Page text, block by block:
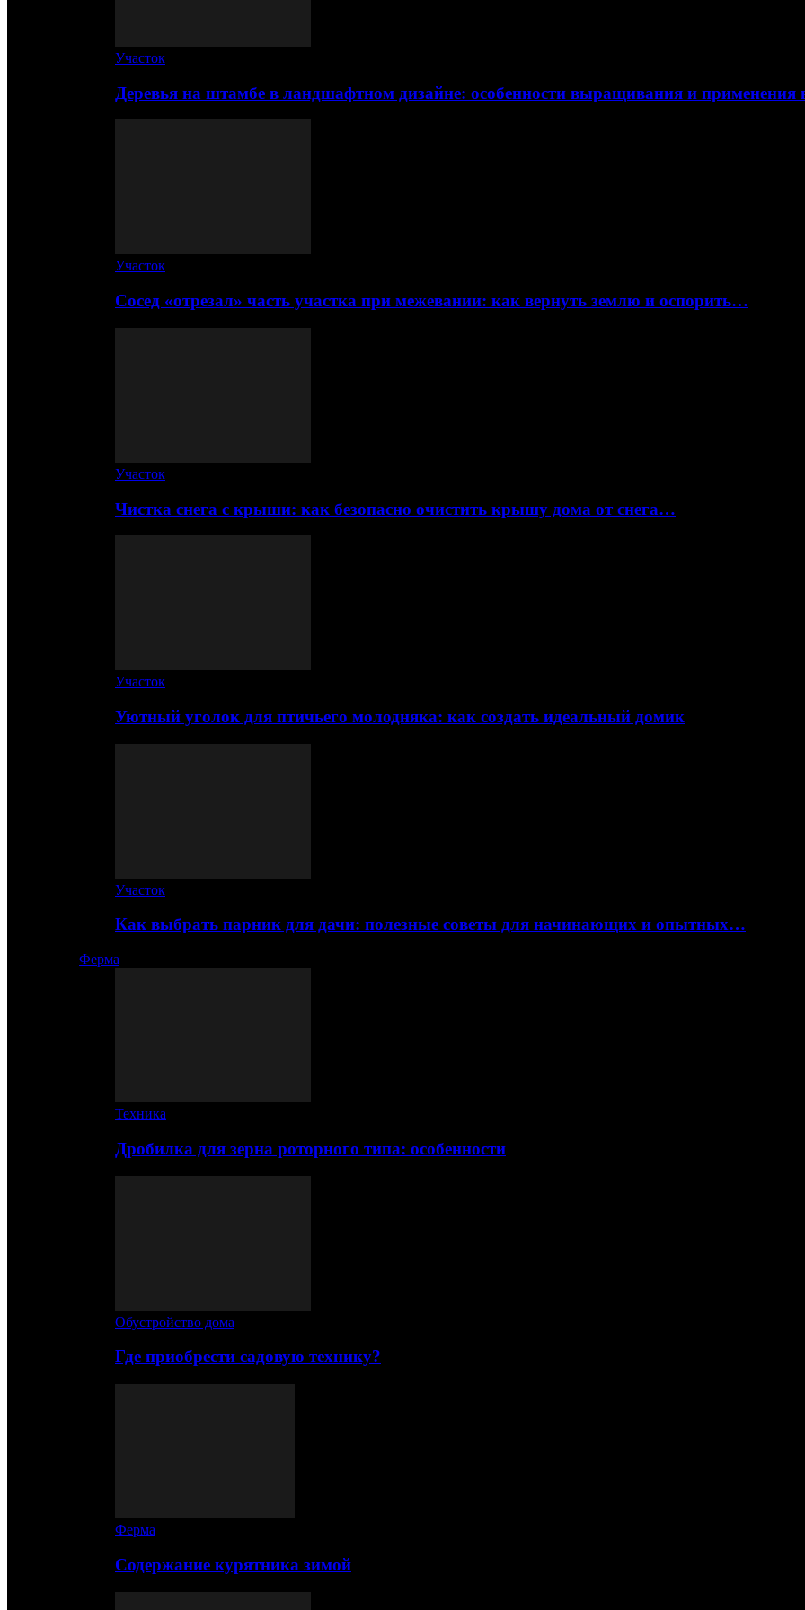
Участок
Деревья на штамбе в ландшафтном дизайне: особенности выращивания и
Участок
Сосед «отрезал» часть участка при межевании: как вернуть землю и оспорить…
Участок
Чистка снега с крыши: как безопасно очистить крышу дома от снега…
Участок
Уютный уголок для птичьего молодняка: как создать идеальный домик
Участок
Как выбрать парник для дачи: полезные советы для начинающих и опытных…
Ферма
Техника
Дробилка для зерна роторного типа: особенности
Обустройство дома
Где приобрести садовую технику?
Ферма
Содержание курятника зимой